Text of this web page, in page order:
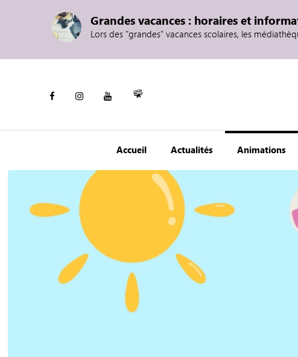
Grandes vacances : horaires et
Lors des "grandes" vacances scolaires, les
Accueil Actualités Animations